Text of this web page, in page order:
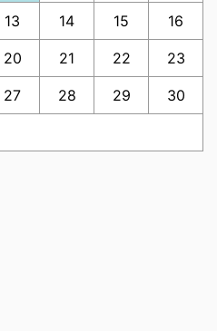
13 14 15 16
20 21 22 23
27 28 29 30